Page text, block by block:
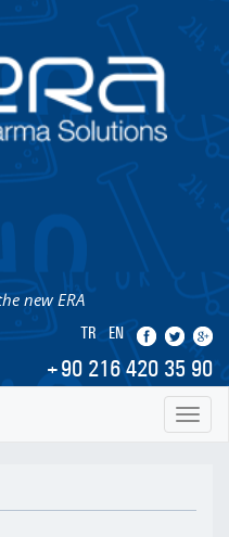
new ERA
TR EN
+90 216 420 35 90
Toggle